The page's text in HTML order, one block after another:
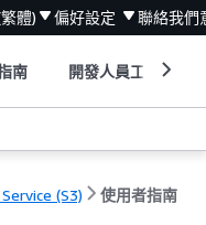
體) 偏好設定 聯絡我們
南 開發人員工具
(S3) 使用者指南